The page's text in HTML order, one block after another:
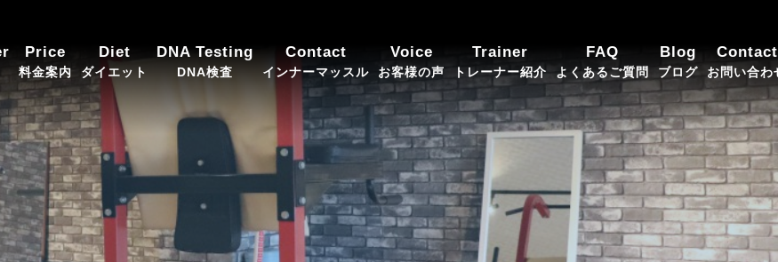
team GROW（グロウ）
Price
料金案内
Diet
ダイエット
DNA Testing
DNA検査
Contact
インナーマッスル
Voice
お客様の声
Trainer
トレーナー紹介
FAQ
よくあるご質問
Blog
ブログ
Contact
お問い合わ